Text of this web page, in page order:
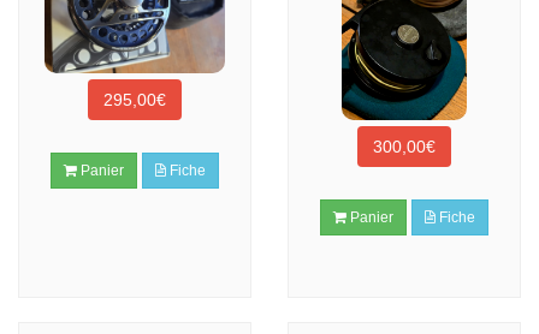
295,00€
Panier Fiche
300,00€
Panier Fiche